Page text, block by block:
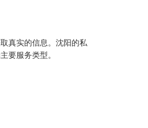
真实的信息。沈阳的私
要服务类型。